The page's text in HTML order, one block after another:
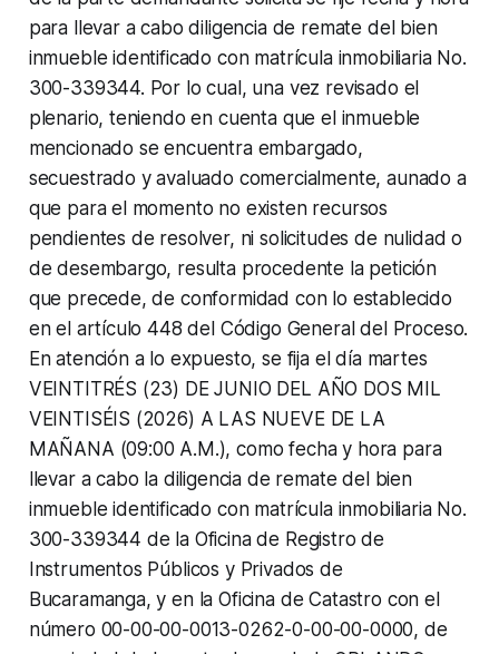
para llevar a cabo diligencia de remate del bien
inmueble identificado con matrícula inmobiliaria No.
300-339344. Por lo cual, una vez revisado el
plenario, teniendo en cuenta que el inmueble
mencionado se encuentra embargado,
secuestrado y avaluado comercialmente, aunado a
que para el momento no existen recursos
pendientes de resolver, ni solicitudes de nulidad o
de desembargo, resulta procedente la petición
que precede, de conformidad con lo establecido
en el artículo 448 del Código General del Proceso.
En atención a lo expuesto, se fija el día martes
VEINTITRÉS (23) DE JUNIO DEL AÑO DOS MIL
VEINTISÉIS (2026) A LAS NUEVE DE LA
MAÑANA (09:00 A.M.), como fecha y hora para
llevar a cabo la diligencia de remate del bien
inmueble identificado con matrícula inmobiliaria No.
300-339344 de la Oficina de Registro de
Instrumentos Públicos y Privados de
Bucaramanga, y en la Oficina de Catastro con el
número 00-00-00-0013-0262-0-00-00-0000, de